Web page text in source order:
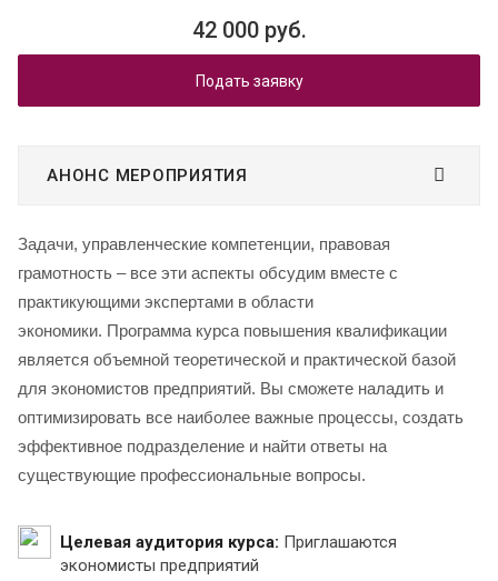
42 000 руб.
Подать заявку
АНОНС МЕРОПРИЯТИЯ
Задачи, управленческие компетенции, правовая
грамотность – все эти аспекты обсудим вместе с
практикующими экспертами в области
экономики. Программа курса повышения квалификации
является объемной теоретической и практической базой
для экономистов предприятий. Вы сможете наладить и
оптимизировать все наиболее важные процессы, создать
эффективное подразделение и найти ответы на
существующие профессиональные вопросы.
Целевая аудитория курса: Приглашаются
экономисты предприятий